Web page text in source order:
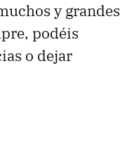
y grandes
podéis
o dejar